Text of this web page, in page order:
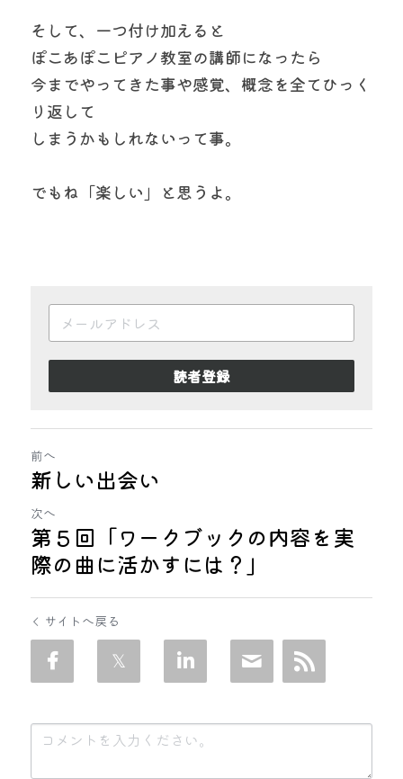
そして、一つ付け加えると
ぽこあぽこピアノ教室の講師になったら
今までやってきた事や感覚、概念を全てひっく
り返して
しまうかもしれないって事。
でもね「楽しい」と思うよ。
読者登録
前へ
新しい出会い
次へ
第５回「ワークブックの内容を実
際の曲に活かすには？」
サイトへ戻る